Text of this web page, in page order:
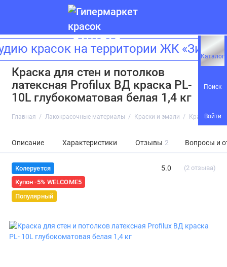
Каталог
Поиск
Войти
красок на территории ЖК
Краска для стен и потолков
латексная Profilux ВД краска PL-
10L глубокоматовая белая 1,4 кг
Главная Лакокрасочные материалы Краски и эмали Краска для
Описание Характеристики Отзывы 2 Вопросы и
Колеруется
Купон -5% WELCOME5
Популярный
5.0 (2 отзыва)